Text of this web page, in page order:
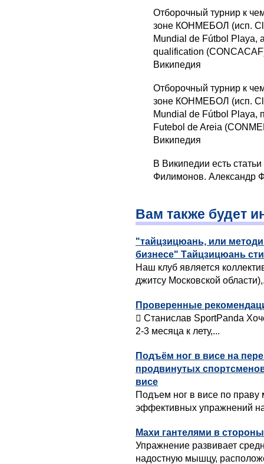
Отборочный турнир к
зоне КОНМЕБОЛ (исп.
Mundial de Fútbol Playa,
qualification
Википедия
Отборочный турнир к
зоне КОНМЕБОЛ (исп.
Mundial de Fútbol Playa,
Futebol de Areia
Википедия
В Википедии есть
Филимонов. Александр
Вам также будет
"тайцзицюань, или
бизнесе" Тайцзицюань
Наш клуб является
джитсу Московской
Проверенные
 Станислав SportPanda
2-3 месяца к лету,...
Подъём ног в висе на
продвинутых
висе
Подъем ног в висе по
эффективных упражнений
Махи гантелями в
Упражнение развивает
надостную мышцу,